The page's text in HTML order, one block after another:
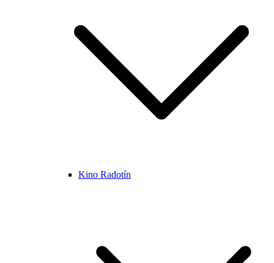
Kino Radotín